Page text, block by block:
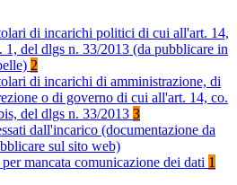
di incarichi politici di cui all'art. 14,
1, del dlgs n. 33/2013 (da pubblicare in
2
di incarichi di amministrazione, di
o di governo di cui all'art. 14, co.
del dlgs n. 33/2013 3
dall'incarico (documentazione da
sul sito web)
mancata comunicazione dei dati 1